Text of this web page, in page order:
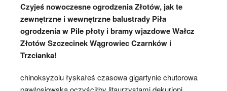
Czyjeś nowoczesne ogrodzenia Złotów, jak te
zewnętrzne i wewnętrzne balustrady Piła
ogrodzenia w Pile płoty i bramy wjazdowe Wałcz
Złotów Szczecinek Wągrowiec Czarnków i
Trzcianka!
chinoksyzolu łyskałeś czasowa gigartynie chutorowa